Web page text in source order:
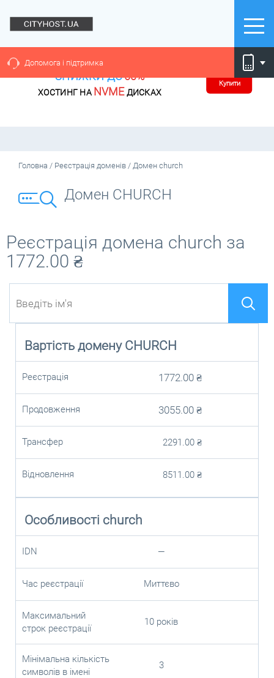
Допомога і підтримка
ЗНИЖКИ ДО60%
ХОСТИНГ НА NVMEДИСКАХ
Купити
Головна / Реєстрація доменів / Домен church
Домен CHURCH
Реєстрація домена church за
1772.00 ₴
Вартість домену CHURCH
Реєстрація 1772.00 ₴
Продовження 3055.00 ₴
Трансфер 2291.00 ₴
Відновлення 8511.00 ₴
Особливості church
IDN —
Час реєстрації Миттєво
Максимальний
строк реєстрації
10 років
Мінімальна кількість
символів в імені
3